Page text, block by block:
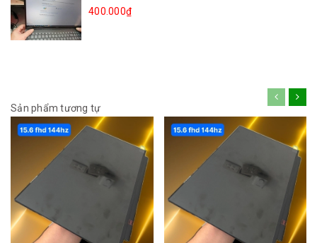
400.000₫
Sản phẩm tương tự